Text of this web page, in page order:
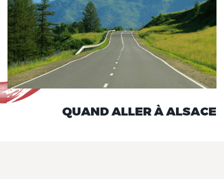
QUAND ALLER À ALSACE